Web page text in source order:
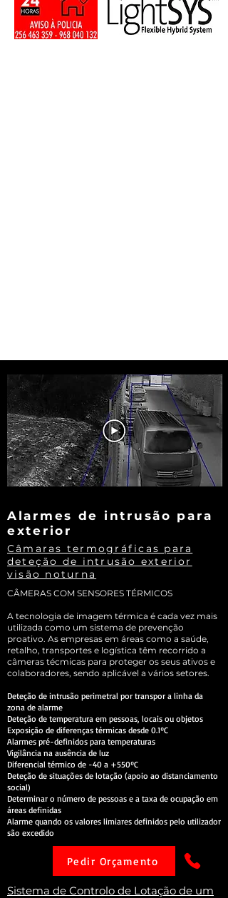
Alarmes de intrusão para
exterior
Câmaras termográficas para
deteção de intrusão exterior
visão noturna
CÂMERAS COM SENSORES TÉRMICOS
A tecnologia de imagem térmica é cada vez mais
utilizada como um sistema de prevenção
proativo. As empresas em áreas como a saúde,
retalho, transportes e logística têm recorrido a
câmeras técmicas para proteger os seus ativos e
colaboradores, sendo aplicável a vários setores.
Deteção de intrusão perimetral por transpor a linha da
zona de alarme
Deteção de temperatura em pessoas, locais ou objetos
Exposição de diferenças térmicas desde 0.1ºC
Alarmes pré-definidos para temperaturas
Vigilância na ausência de luz
Diferencial térmico de -40 a +550ºC
Deteção de situações de lotação (apoio ao distanciamento
social)
Determinar o número de pessoas e a taxa de ocupação em
áreas definidas
Alarme quando os valores limiares definidos pelo utilizador
são excedido
Pedir Orçamento
Sistema de Controlo de Lotação de um